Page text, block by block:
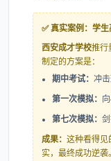
✅ 真实案例：学
西安成才学校推行
制定的方案是：
期中考试： 冲
第一次模拟：
第七次模拟：
成果： 这种看得见
实，最终成功逆袭